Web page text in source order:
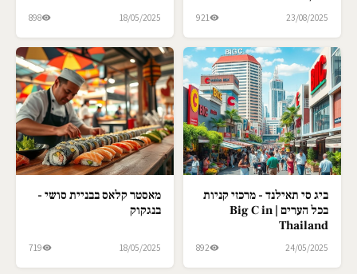
23/08/2025
921
18/05/2025
898
ביג סי תאילנד - מרכזי קניות
בכל הערים | Big C in
Thailand
24/05/2025
892
מאסטר קלאס בבניית סושי -
בנגקוק
18/05/2025
719